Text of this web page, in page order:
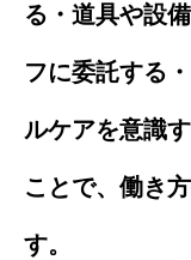
る・道具や設
フに委託する
ルケアを意識
ことで、働き
す。